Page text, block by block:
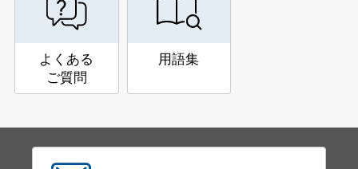
よくある
ご質問
用語集